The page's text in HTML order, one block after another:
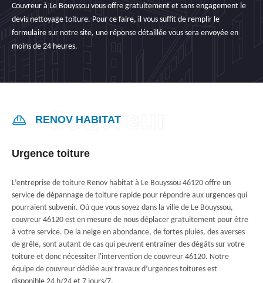
Couvreur à Le Bouyssou vous offre gratuitement et sans engagement le
devis nettoyage toiture. Pour ce faire, il vous suffit de remplir le
formulaire sur notre site, une réponse détaillée vous sera envoyée en
moins de 24 heures.
RENOV HABITAT
Urgence toiture
L’entreprise de toiture Renov habitat à Le Bouyssou 46120 offre un
service de dépannage de toiture rapide pour répondre aux urgences qui
pourraient subvenir. Où que vous soyez dans la ville de Le Bouyssou,
couvreur 46120 est en mesure de nous déplacer gratuitement pour être
à votre service. De la neige en abondance, de fortes pluies, des averses
de grêle, sont autant de cas qui peuvent entraîner des dégâts sur votre
toiture et donc nécessiter l'intervention de couvreur 46120. Notre
équipe de couvreur dédiée aux travaux d’urgences toitures est